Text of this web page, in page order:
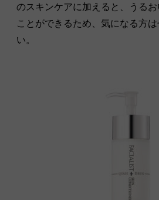
のスキンケアに加えると、うるお
ことができるため、気になる方
い。